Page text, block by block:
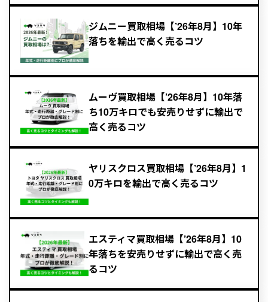
ジムニー買取相場【’26年8月】10年
落ちを輸出で高く売るコツ
ムーヴ買取相場【’26年8月】10年落
ち10万キロでも安売りせずに輸出で
高く売るコツ
ヤリスクロス買取相場【’26年8月】1
0万キロを輸出で高く売るコツ
エスティマ買取相場【’26年8月】10
年落ちを安売りせずに輸出で高く売
るコツ